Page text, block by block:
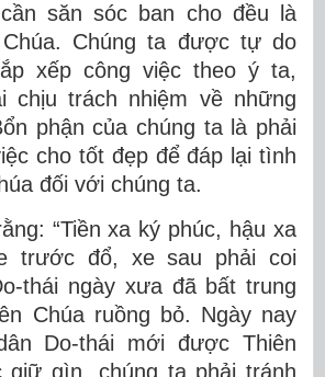
săn sóc ban cho đều là
Chúng ta được tự do
xếp công việc theo ý ta,
chịu trách nhiệm về những
phận của chúng ta là phải
cho tốt đẹp để đáp lại tình
đối với chúng ta.
“Tiền xa ký phúc, hậu xa
trước đổ, xe sau phải coi
thái ngày xưa đã bất trung
Chúa ruồng bỏ. Ngày nay
Do-thái mới được Thiên
giữ gìn, chúng ta phải tránh